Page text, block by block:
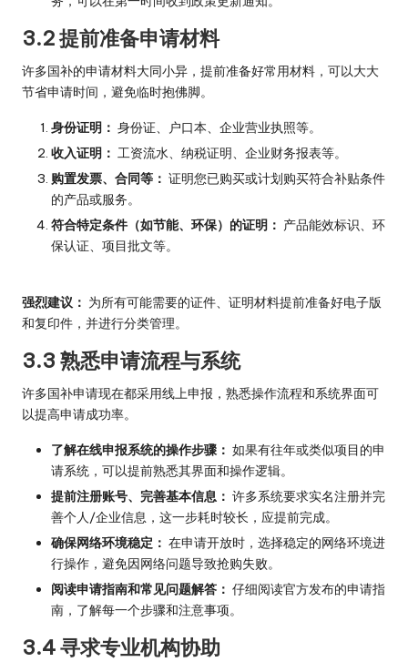
3.2 提前准备申请材料
许多国补的申请材料大同小异，提前准备好常用材料，可以大大
节省申请时间，避免临时抱佛脚。
身份证明： 身份证、户口本、企业营业执照等。
收入证明： 工资流水、纳税证明、企业财务报表等。
购置发票、合同等： 证明您已购买或计划购买符合补贴条件
的产品或服务。
符合特定条件（如节能、环保）的证明： 产品能效标识、环
保认证、项目批文等。
强烈建议： 为所有可能需要的证件、证明材料提前准备好电子版
和复印件，并进行分类管理。
3.3 熟悉申请流程与系统
许多国补申请现在都采用线上申报，熟悉操作流程和系统界面可
以提高申请成功率。
了解在线申报系统的操作步骤： 如果有往年或类似项目的申
请系统，可以提前熟悉其界面和操作逻辑。
提前注册账号、完善基本信息： 许多系统要求实名注册并完
善个人/企业信息，这一步耗时较长，应提前完成。
确保网络环境稳定： 在申请开放时，选择稳定的网络环境进
行操作，避免因网络问题导致抢购失败。
阅读申请指南和常见问题解答： 仔细阅读官方发布的申请指
南，了解每一个步骤和注意事项。
3.4 寻求专业机构协助